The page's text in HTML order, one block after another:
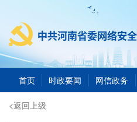
首页 时政要闻 网信政务
<返回上级